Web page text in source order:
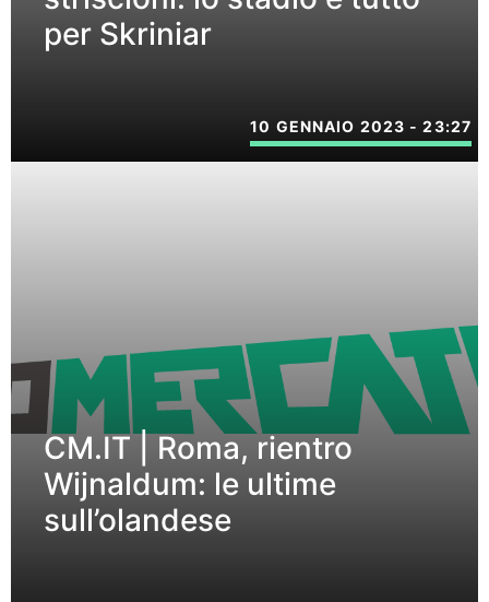
per Skriniar
10 GENNAIO 2023 - 23:27
CM.IT | Roma, rientro
Wijnaldum: le ultime
sull’olandese